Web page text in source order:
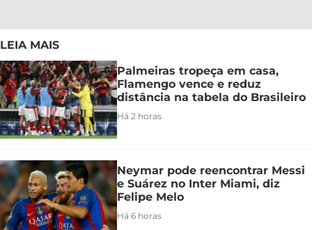
LEIA MAIS
Palmeiras tropeça em casa,
Flamengo vence e reduz
distância na tabela do Brasileiro
Há 2 horas
Neymar pode reencontrar Messi
e Suárez no Inter Miami, diz
Felipe Melo
Há 6 horas